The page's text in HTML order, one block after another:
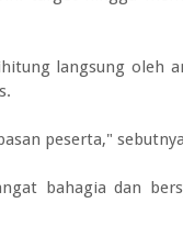
langsung oleh
peserta,"
bahagia dan